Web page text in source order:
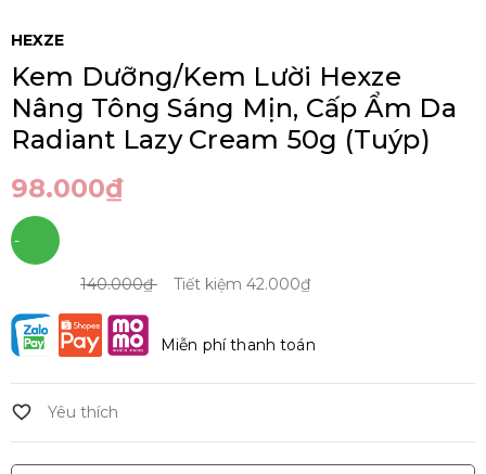
HEXZE
Kem Dưỡng/Kem Lười Hexze
Nâng Tông Sáng Mịn, Cấp Ẩm Da
Radiant Lazy Cream 50g (Tuýp)
98.000₫
-
140.000₫ Tiết kiệm 42.000₫
Miễn phí thanh toán